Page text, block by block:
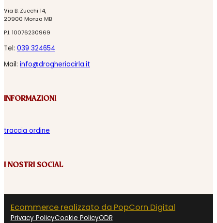
Via B. Zucchi 14,
20900 Monza MB
P.I. 10076230969
Tel: 039 324654
Mail: info@drogheriacirla.it
INFORMAZIONI
traccia ordine
I NOSTRI SOCIAL
Ecommerce realizzato da PopCorn Digital
Privacy PolicyCookie PolicyODR